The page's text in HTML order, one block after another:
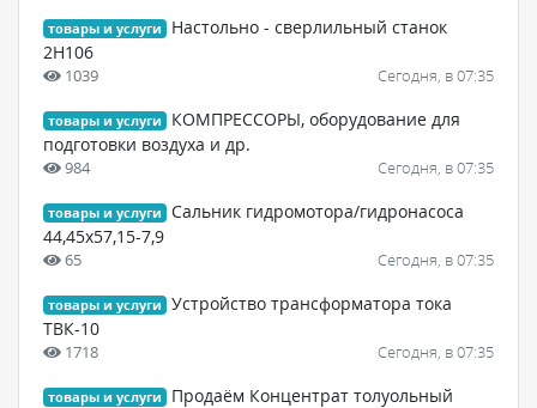
товары и услуги
Настольно - сверлильный станок
2Н106
1039 Сегодня, в 07:35
товары и услуги
КОМПРЕССОРЫ, оборудование для
подготовки воздуха и др.
984 Сегодня, в 07:35
товары и услуги
Сальник гидромотора/гидронасоса
44,45x57,15-7,9
65 Сегодня, в 07:35
товары и услуги
Устройство трансформатора тока
ТВК-10
1718 Сегодня, в 07:35
товары и услуги
Продаём Концентрат толуольный